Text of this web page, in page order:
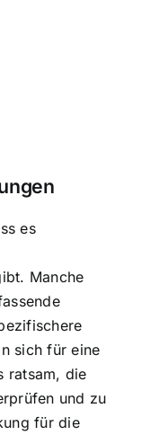
es
. Manche
sich für eine
ratsam, die
und zu
für die